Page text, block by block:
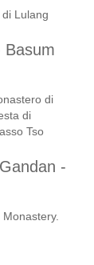
Lulang
Basum
di
di
Tso
-